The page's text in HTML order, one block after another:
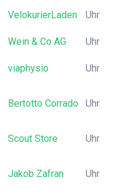
VelokurierLaden Uhr
Wein & Co AG
Uhr
viaphysio Uhr
Bertotto Corrado Uhr
Scout Store Uhr
Jakob Zafran Uhr